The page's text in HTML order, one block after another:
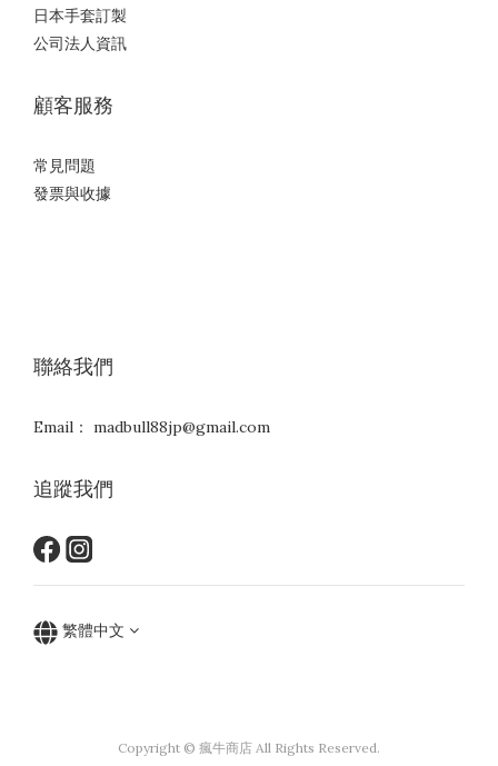
日本手套訂製
公司法人資訊
顧客服務
常見問題
發票與收據
聯絡我們
Email： madbull88jp@gmail.com
追蹤我們
繁體中文
Copyright © 瘋牛商店 All Rights Reserved.